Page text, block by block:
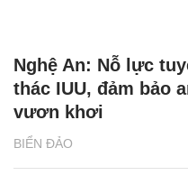
BIỂN ĐẢO
Nghệ An: Nỗ lực
thác IUU, đảm bảo
vươn khơi